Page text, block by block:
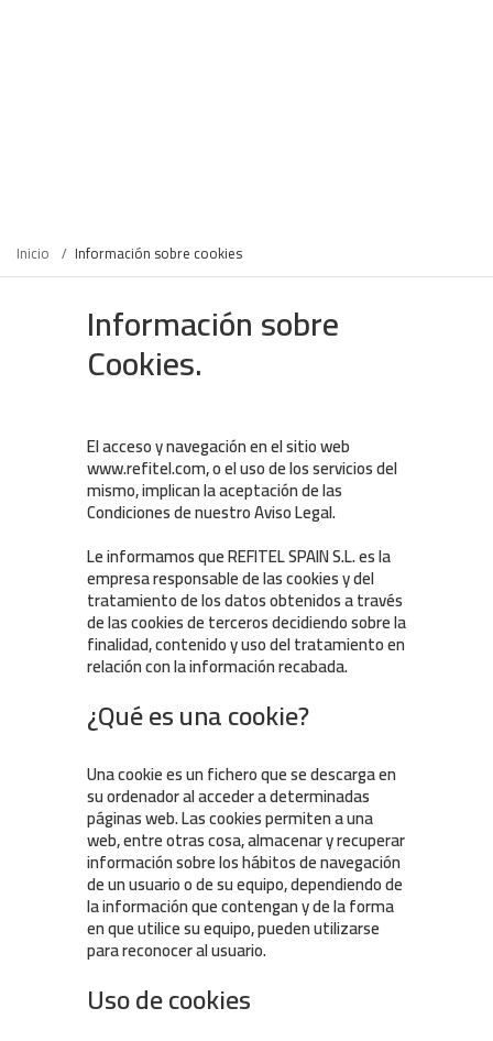
Inicio Información sobre cookies
Información sobre
Cookies.
El acceso y navegación en el sitio web
www.refitel.com, o el uso de los servicios del
mismo, implican la aceptación de las
Condiciones de nuestro Aviso Legal.
Le informamos que REFITEL SPAIN S.L. es la
empresa responsable de las cookies y del
tratamiento de los datos obtenidos a través
de las cookies de terceros decidiendo sobre la
finalidad, contenido y uso del tratamiento en
relación con la información recabada.
¿Qué es una cookie?
Una cookie es un fichero que se descarga en
su ordenador al acceder a determinadas
páginas web. Las cookies permiten a una
web, entre otras cosa, almacenar y recuperar
información sobre los hábitos de navegación
de un usuario o de su equipo, dependiendo de
la información que contengan y de la forma
en que utilice su equipo, pueden utilizarse
para reconocer al usuario.
Uso de cookies